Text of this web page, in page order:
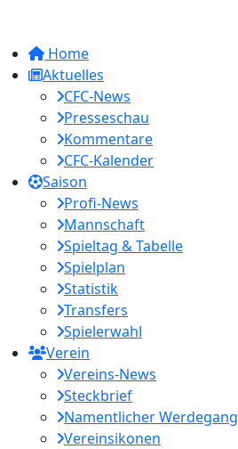
Home
Aktuelles
CFC-News
Presseschau
Kommentare
CFC-Kalender
Saison
Profi-News
Mannschaft
Spieltag & Tabelle
Spielplan
Statistik
Transfers
Spielerwahl
Verein
Vereins-News
Steckbrief
Namentlicher Werdegang
Vereinsikonen